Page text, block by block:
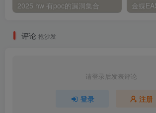
2025 hw 有poc的漏洞集合
评论 抢沙发
请登录后发表评论
登录 注册